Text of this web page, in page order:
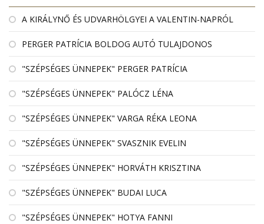
A KIRÁLYNŐ ÉS UDVARHÖLGYEI A VALENTIN-NAPRÓL
PERGER PATRÍCIA BOLDOG AUTÓ TULAJDONOS
"SZÉPSÉGES ÜNNEPEK" PERGER PATRÍCIA
"SZÉPSÉGES ÜNNEPEK" PALÓCZ LÉNA
"SZÉPSÉGES ÜNNEPEK" VARGA RÉKA LEONA
"SZÉPSÉGES ÜNNEPEK" SVASZNIK EVELIN
"SZÉPSÉGES ÜNNEPEK" HORVÁTH KRISZTINA
"SZÉPSÉGES ÜNNEPEK" BUDAI LUCA
"SZÉPSÉGES ÜNNEPEK" HOTYA FANNI